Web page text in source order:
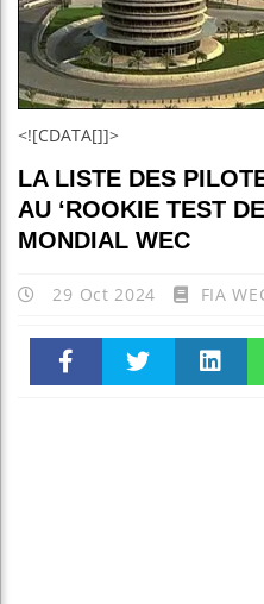
<![CDATA[]]>
LA LISTE DES
AU ‘ROOKIE TEST
MONDIAL WEC
29 Oct 2024 FIA